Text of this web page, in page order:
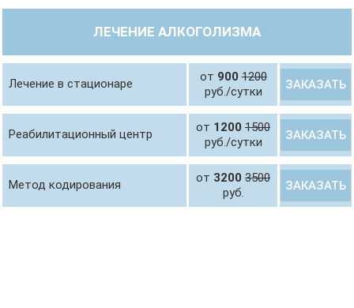
ЛЕЧЕНИЕ АЛКОГОЛИЗМА
Лечение в стационаре от 9001200
руб./сутки
ЗАКАЗАТЬ
Реабилитационный центр от 1200 1500
руб./сутки
ЗАКАЗАТЬ
Метод кодирования от 3200 3500
руб.
ЗАКАЗАТЬ